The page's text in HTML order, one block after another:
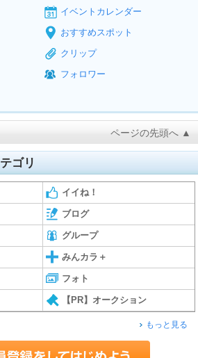
イベントカレンダー
おすすめスポット
クリップ
フォロワー
ページの先頭へ ▲
ゴリ
イイね！
ブログ
グループ
みんカラ＋
フォト
【PR】オークション
もっと見る